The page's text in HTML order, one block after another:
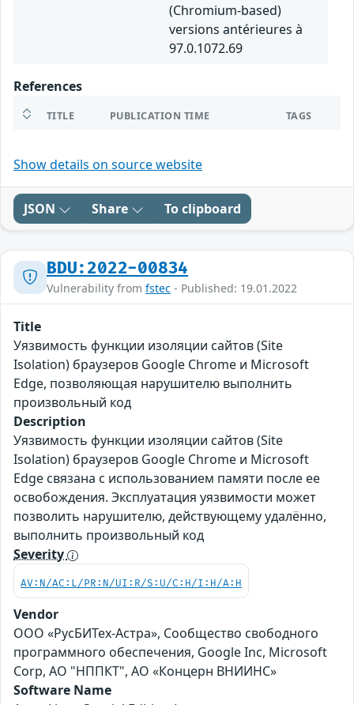
(Chromium-based)
versions antérieures à
97.0.1072.69
References
TITLE PUBLICATION TIME TAGS
Show details on source website
JSON Share To clipboard
BDU:2022-00834
Vulnerability from fstec - Published: 19.01.2022
Title
Уязвимость функции изоляции сайтов (Site
Isolation) браузеров Google Chrome и Microsoft
Edge, позволяющая нарушителю выполнить
произвольный код
Description
Уязвимость функции изоляции сайтов (Site
Isolation) браузеров Google Chrome и Microsoft
Edge связана с использованием памяти после ее
освобождения. Эксплуатация уязвимости может
позволить нарушителю, действующему удалённо,
выполнить произвольный код
Severity
AV:N/AC:L/PR:N/UI:R/S:U/C:H/I:H/A:H
Vendor
ООО «РусБИТех-Астра», Сообщество свободного
программного обеспечения, Google Inc, Microsoft
Corp, АО "НППКТ", АО «Концерн ВНИИНС»
Software Name